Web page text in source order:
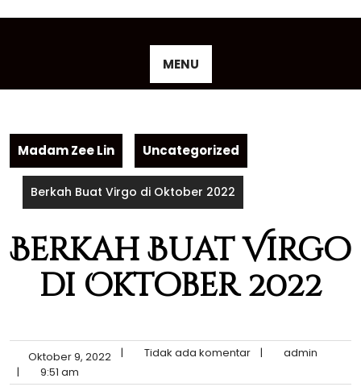
MENU
Madam Zee Lin Uncategorized
Berkah Buat Virgo di Oktober 2022
Berkah Buat Virgo
di Oktober 2022
Oktober 9, 2022 | Tidak ada komentar |
admin
|
9:51 am